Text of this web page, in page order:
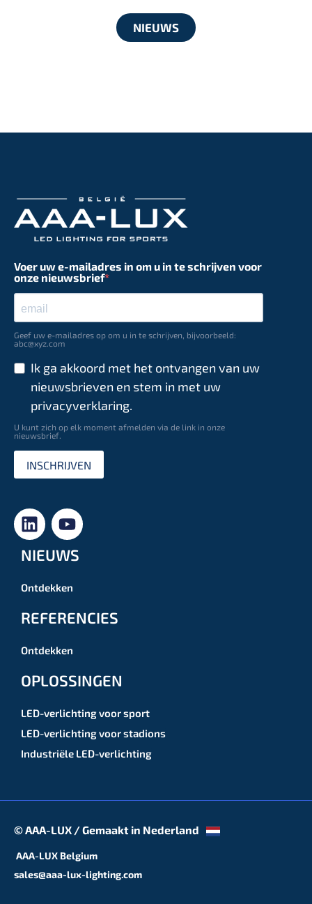
NIEUWS
Voer uw e-mailadres in om u in te schrijven voor
onze nieuwsbrief
Geef uw e-mailadres op om u in te schrijven, bijvoorbeeld:
abc@xyz.com
Ik ga akkoord met het ontvangen van uw
nieuwsbrieven en stem in met uw
privacyverklaring.
U kunt zich op elk moment afmelden via de link in onze
nieuwsbrief.
INSCHRIJVEN
NIEUWS
Ontdekken
REFERENCIES
Ontdekken
OPLOSSINGEN
LED-verlichting voor sport
LED-verlichting voor stadions
Industriële LED-verlichting
© AAA-LUX / Gemaakt in Nederland
AAA-LUX Belgium
sales@aaa-lux-lighting.com